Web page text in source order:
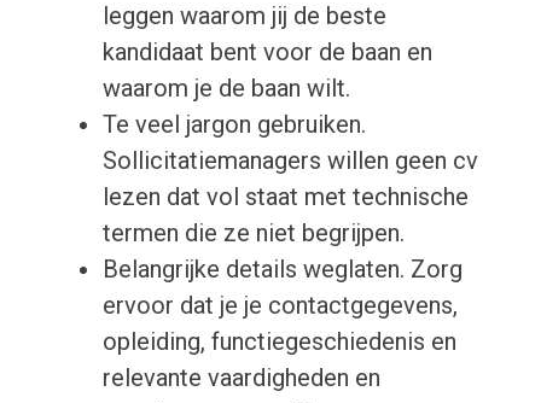
leggen waarom jij de beste
kandidaat bent voor de baan en
waarom je de baan wilt.
Te veel jargon gebruiken.
Sollicitatiemanagers willen geen cv
lezen dat vol staat met technische
termen die ze niet begrijpen.
Belangrijke details weglaten. Zorg
ervoor dat je je contactgegevens,
opleiding, functiegeschiedenis en
relevante vaardigheden en